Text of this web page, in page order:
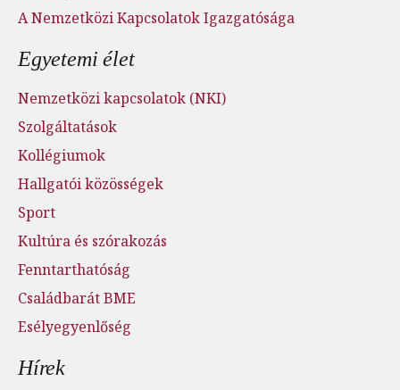
A Nemzetközi Kapcsolatok Igazgatósága
Egyetemi élet
Nemzetközi kapcsolatok (NKI)
Szolgáltatások
Kollégiumok
Hallgatói közösségek
Sport
Kultúra és szórakozás
Fenntarthatóság
Családbarát BME
Esélyegyenlőség
Hírek